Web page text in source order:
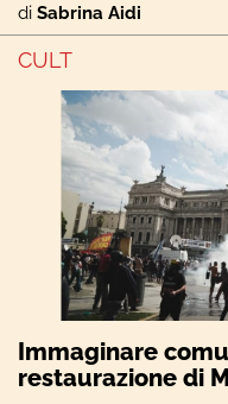
di Sabrina Aidi
CULT
Immaginare
restaurazione di